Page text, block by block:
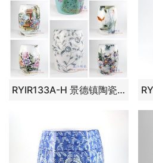
RYIR133A-H 景德镇陶瓷 纯手工粉彩花卉纹雕刻铜钱陶瓷凳 凉墩